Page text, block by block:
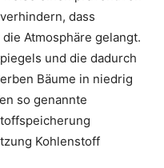
dass
Atmosphäre gelangt.
und die dadurch
Bäume in niedrig
so genannte
Kohlenstoff